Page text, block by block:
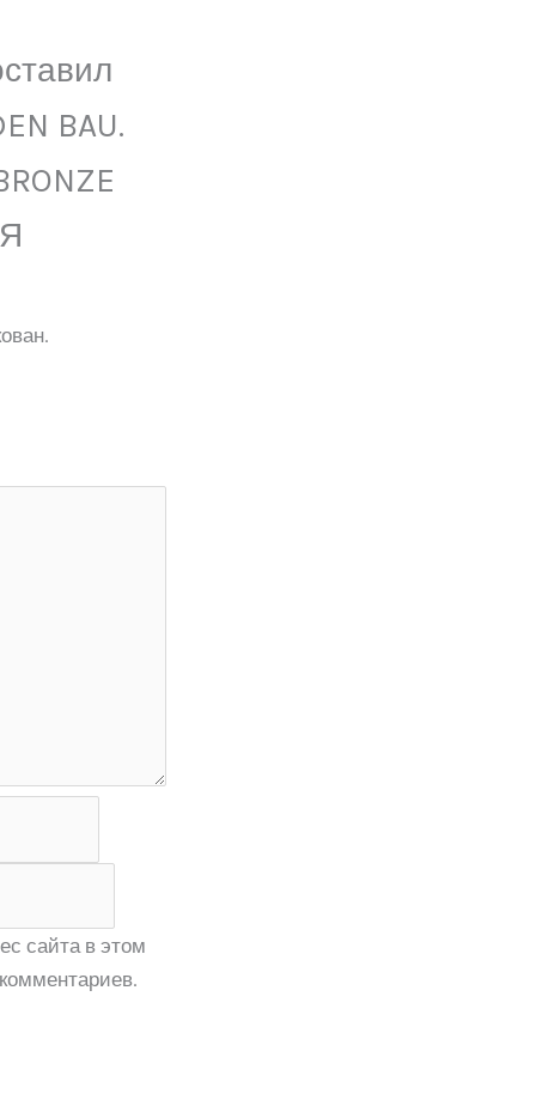
BAU.
сайта в этом